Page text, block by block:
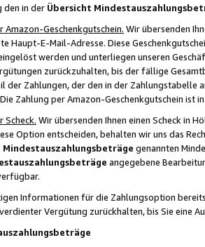
den in der Übersicht
Amazon-Geschenkgutschein. Wir übersenden
Haupt-E-Mail-Adresse. Diese
werden und unterliegen unseren
zurückzuhalten, bis der fällige
der Zahlungen, der den in der
Zahlung per Amazon-Geschenkgutschein ist
Scheck. Wir übersenden Ihnen einen Scheck in
Option entscheiden, behalten wir uns das
Mindestauszahlungsbeträge genannten
angegebene
Informationen für die Zahlungsoption
Vergütung zurückhalten, bis Sie